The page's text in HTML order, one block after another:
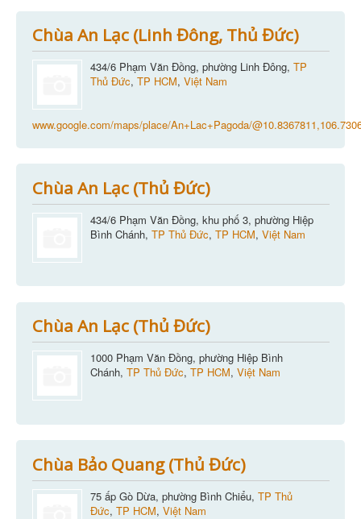
Chùa An Lạc (Linh Đông, Thủ Đức)
434/6 Phạm Văn Đồng, phường Linh Đông, TP
Thủ Đức, TP HCM, Việt Nam
www.google.com/maps/place/An+Lac+Pagoda/
Chùa An Lạc (Thủ Đức)
434/6 Phạm Văn Đồng, khu phố 3, phường Hiệp
Bình Chánh, TP Thủ Đức, TP HCM, Việt Nam
Chùa An Lạc (Thủ Đức)
1000 Phạm Văn Đồng, phường Hiệp Bình
Chánh, TP Thủ Đức, TP HCM, Việt Nam
Chùa Bảo Quang (Thủ Đức)
75 ấp Gò Dừa, phường Bình Chiểu, TP Thủ
Đức, TP HCM, Việt Nam